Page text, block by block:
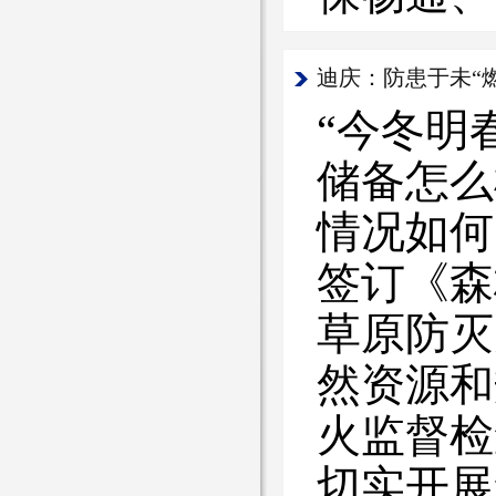
迪庆：防患于未“
“今冬明
储备怎
情况如
签订《
草原防
然资源
火监督